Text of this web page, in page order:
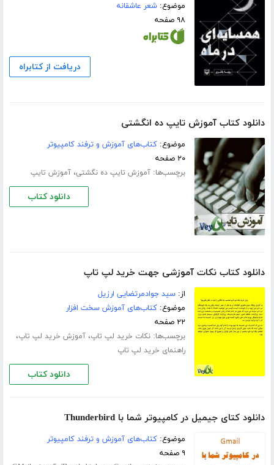
موضوع:شعر عاشقانه
۹۸ صفحه
دریافت از کتابراه
دانلود کتاب آموزش تایپ ده انگشتی
موضوع:کتاب‌های آموزش و ترفند کامپیوتر
۲۰ صفحه
برچسب‌ها:آموزش تایپ ده‌ نگشتی،آموزش تایپ
دانلود کتاب
دانلود کتاب نکات آموزشی جهت خرید لپ تاپ
از:سید جوادمرتضایی ارزیل
موضوع:کتاب‌های آموزش سخت افزار
۲۲ صفحه
برچسب‌ها:نکات خرید لپ تاپ،آموزش خرید لپ تاپ،
راهنمای خرید لپ تاپ
دانلود کتاب
دانلود کتای جیمیل در کامپیوتر شما با Thunderbird
موضوع:کتاب‌های آموزش و ترفند کامپیوتر
۹ صفحه